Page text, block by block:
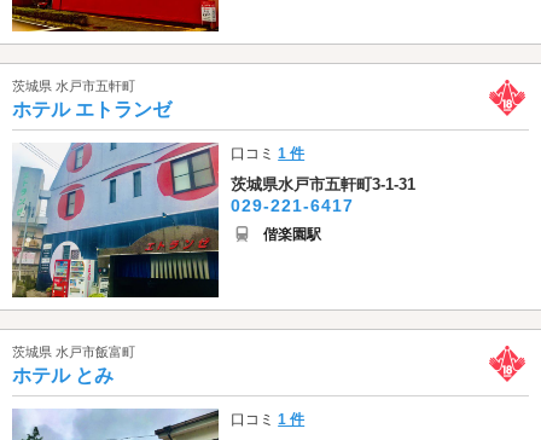
茨城県 水戸市五軒町
ホテル エトランゼ
口コミ1 件
茨城県水戸市五軒町3-1-31
029-221-6417
偕楽園駅
茨城県 水戸市飯富町
ホテル とみ
口コミ1 件